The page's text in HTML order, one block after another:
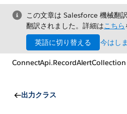
この文章は Salesforce 機械翻
翻訳されました。詳細はこちら
英語に切り替える
今はし
ConnectApi.RecordAlertCollection
出力クラス